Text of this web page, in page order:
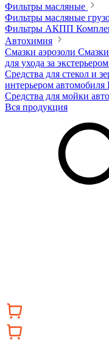
Фильтры масляные
Фильтры масляные
Фильтры АКПП
Автохимия
Смазки аэрозоли
для ухода за
Средства для стекол и
интерьером автомобиля
Средства для мойки
Вся продукция